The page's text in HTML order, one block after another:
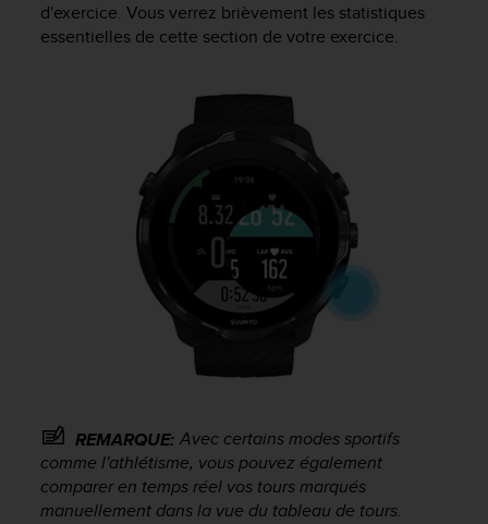
d'exercice. Vous verrez brièvement les statistiques
essentielles de cette section de votre exercice.
REMARQUE: Avec certains modes sportifs
comme l'athlétisme, vous pouvez également
comparer en temps réel vos tours marqués
manuellement dans la vue du tableau de tours.